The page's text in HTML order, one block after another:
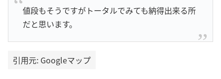
値段もそうですがトータルでみても納得出来る所
だと思います。
引用元: Googleマップ